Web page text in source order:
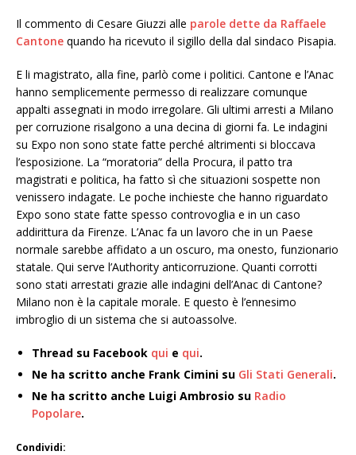
Il commento di Cesare Giuzzi alle parole dette da Raffaele
Cantone quando ha ricevuto il sigillo della dal sindaco Pisapia.
E li magistrato, alla fine, parlò come i politici. Cantone e l’Anac
hanno semplicemente permesso di realizzare comunque
appalti assegnati in modo irregolare. Gli ultimi arresti a Milano
per corruzione risalgono a una decina di giorni fa. Le indagini
su Expo non sono state fatte perché altrimenti si bloccava
l’esposizione. La “moratoria” della Procura, il patto tra
magistrati e politica, ha fatto sì che situazioni sospette non
venissero indagate. Le poche inchieste che hanno riguardato
Expo sono state fatte spesso controvoglia e in un caso
addirittura da Firenze. L’Anac fa un lavoro che in un Paese
normale sarebbe affidato a un oscuro, ma onesto, funzionario
statale. Qui serve l’Authority anticorruzione. Quanti corrotti
sono stati arrestati grazie alle indagini dell’Anac di Cantone?
Milano non è la capitale morale. E questo è l’ennesimo
imbroglio di un sistema che si autoassolve.
Thread su Facebook qui e qui.
Ne ha scritto anche Frank Cimini su Gli Stati Generali.
Ne ha scritto anche Luigi Ambrosio su Radio
Popolare.
Condividi: